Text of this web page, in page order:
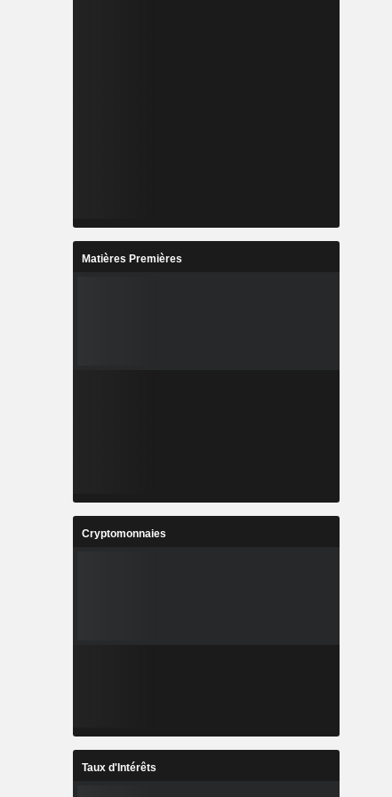
Matières Premières
Cryptomonnaies
Taux d'Intérêts